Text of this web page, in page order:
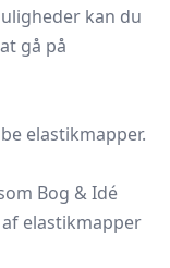
kan du
gå på
elastikmapper.
Bog & Idé
elastikmapper